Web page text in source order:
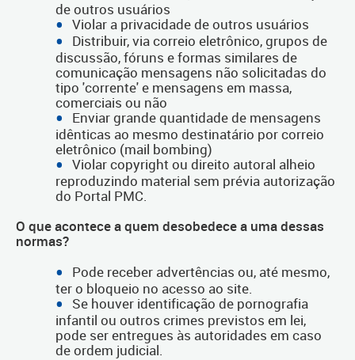
de outros usuários
Violar a privacidade de outros usuários
Distribuir, via correio eletrônico, grupos de
discussão, fóruns e formas similares de
comunicação mensagens não solicitadas do
tipo 'corrente' e mensagens em massa,
comerciais ou não
Enviar grande quantidade de mensagens
idênticas ao mesmo destinatário por correio
eletrônico (mail bombing)
Violar copyright ou direito autoral alheio
reproduzindo material sem prévia autorização
do Portal PMC.
O que acontece a quem desobedece a uma dessas
normas?
Pode receber advertências ou, até mesmo,
ter o bloqueio no acesso ao site.
Se houver identificação de pornografia
infantil ou outros crimes previstos em lei,
pode ser entregues às autoridades em caso
de ordem judicial.